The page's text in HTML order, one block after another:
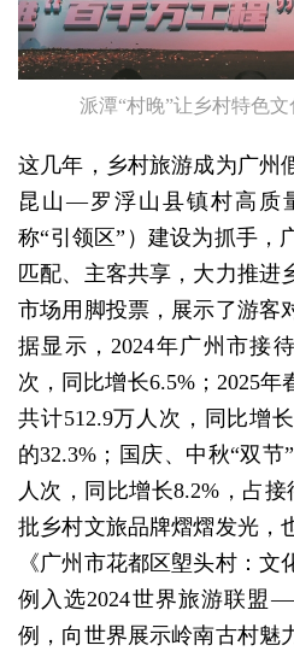
派潭“村晚”让乡村特色文
这几年，乡村旅游成为广州
昆山—罗浮山县镇村高质
称“引领区”）建设为抓手，
匹配、主客共享，大力推进
市场用脚投票，展示了游客
据显示，2024年广州市接
次，同比增长6.5%；2025
共计512.9万人次，同比增
的32.3%；国庆、中秋“双
人次，同比增长8.2%，占
批乡村文旅品牌熠熠发光，
《广州市花都区塱头村：
例入选2024世界旅游联盟
例，向世界展示岭南古村魅